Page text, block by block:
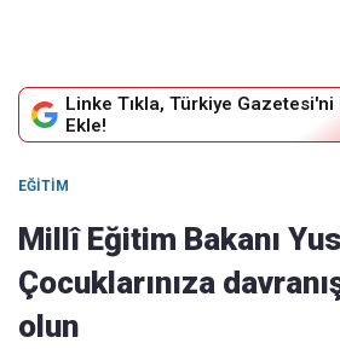
Linke Tıkla, Türkiye
Ekle!
EĞITIM
Millî Eğitim Bakanı
Çocuklarınıza
olun